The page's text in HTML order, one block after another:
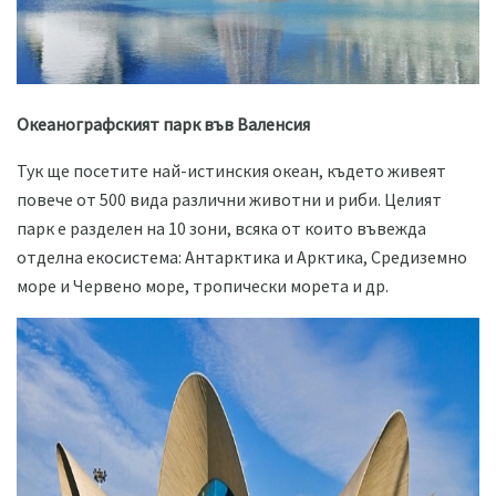
Океанографският парк във Валенсия
Тук ще посетите най-истинския океан, където живеят
повече от 500 вида различни животни и риби. Целият
парк е разделен на 10 зони, всяка от които въвежда
отделна екосистема: Антарктика и Арктика, Средиземно
море и Червено море, тропически морета и др.